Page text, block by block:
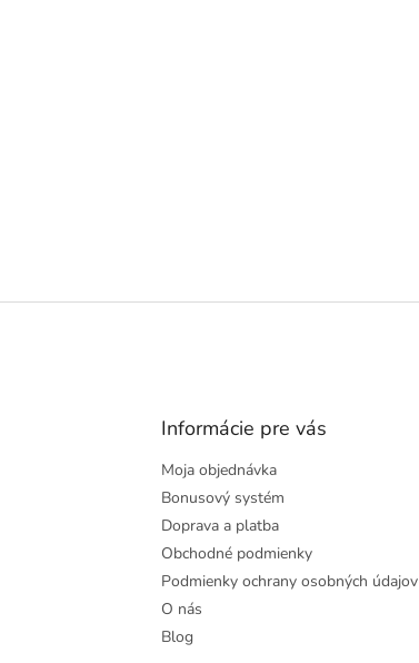
Informácie pre vás
Moja objednávka
Bonusový systém
Doprava a platba
Obchodné podmienky
Podmienky ochrany osobných údajov
O nás
Blog